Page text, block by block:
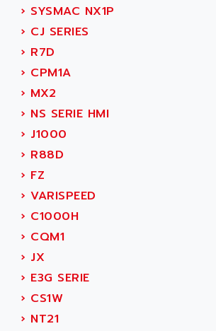
KDA
KDS
BUM
BUS
DIAX 04
DIAX 4
cms3
PARVEX
AMS
R6TXB
MOVITRAC
LEXIUM
SERVVODYN
ADAPTATER
ADAPTATIVE
ADAPTORR
ADAS
ADC AUTOMATICA
ADDA
ADDER
ADEL SYSTEM
ADEPT
ADEPT TECHNOLOGY
ADETEC
ADISCOM
ADITEC
› SYSMAC NX1P
› CJ SERIES
› R7D
› CPM1A
› MX2
› NS SERIE HMI
› J1000
› R88D
› FZ
› VARISPEED
› C1000H
› CQM1
› JX
› E3G SERIE
› CS1W
› NT21